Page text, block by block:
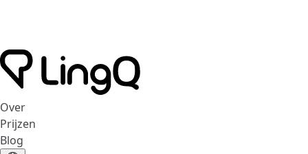
Over
Prijzen
Blog